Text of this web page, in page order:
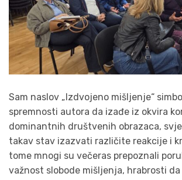
Sam naslov „Izdvojeno mišljenje“
spremnosti autora da izađe iz okvira
dominantnih društvenih obrazaca,
takav stav izazvati različite reakcije i
tome mnogi su večeras prepoznali
važnost slobode mišljenja, hrabrosti da